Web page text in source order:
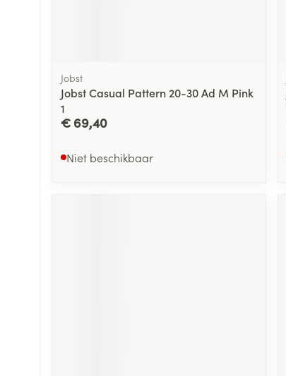
Jobst
Jobst Casual Pattern 20-30 Ad M Pink
1
€ 69,40
Niet beschikbaar